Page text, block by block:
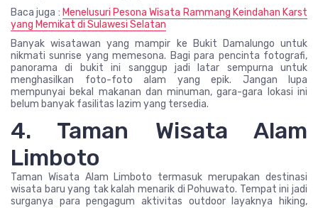
Baca juga : Menelusuri Pesona Wisata Rammang Keindahan Karst
yang Memikat di Sulawesi Selatan
Banyak wisatawan yang mampir ke Bukit Damalungo untuk
nikmati sunrise yang memesona. Bagi para pencinta fotografi,
panorama di bukit ini sanggup jadi latar sempurna untuk
menghasilkan foto-foto alam yang epik. Jangan lupa
mempunyai bekal makanan dan minuman, gara-gara lokasi ini
belum banyak fasilitas lazim yang tersedia.
4. Taman Wisata Alam
Limboto
Taman Wisata Alam Limboto termasuk merupakan destinasi
wisata baru yang tak kalah menarik di Pohuwato. Tempat ini jadi
surganya para pengagum aktivitas outdoor layaknya hiking,